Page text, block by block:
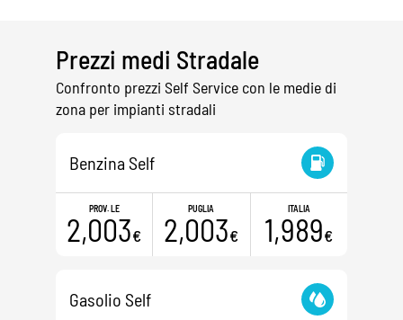
Prezzi medi Stradale
Confronto prezzi Self Service con le medie di
zona per impianti stradali
Benzina Self
PROV. LE
2,003€
PUGLIA
2,003€
ITALIA
1,989€
Gasolio Self